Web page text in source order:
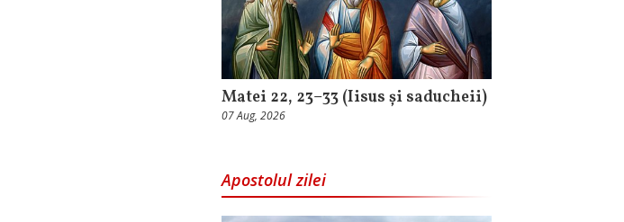
Matei 22, 23–33 (Iisus și saducheii)
07 Aug, 2026
Apostolul zilei